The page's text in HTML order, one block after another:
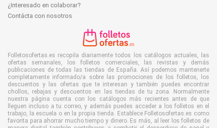
¿Interesado en colaborar?
Contácta con nosotros
Folletosofertas.es recopila diariamente todos los catálogos actuales, las
ofertas semanales, los folletos comerciales, las revistas y demás
publicaciones de todas las tiendas de España. Así podemos mantenerte
completamente informado/a sobre las promociones de los folletos, los
descuentos y las ofertas que te interesan y también puedes encontrar
chollos, rebajas y descuentos en las tiendas de tu zona. Normalmente
nuestra página cuenta con los catálogos más recientes antes de que
lleguen incluso a tu correo, y además puedes acceder a los folletos en el
trabajo, la escuela o en la propia tienda. Establece Folletosofertas.es como
favorita para ahorrar mucho tiempo y dinero. Es más, al leer los folletos de